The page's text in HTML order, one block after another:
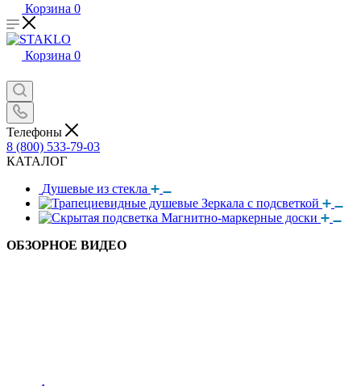
Корзина 0
Корзина 0
Телефоны
8 (800) 533-79-03
КАТАЛОГ
Душевые из стекла
Зеркала с подсветкой
Магнитно-маркерные доски
ОБЗОРНОЕ ВИДЕО